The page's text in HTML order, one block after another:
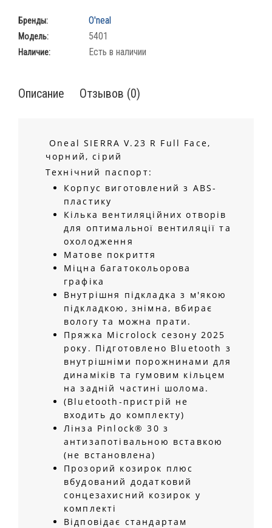
Бренды: O'neal
Модель: 5401
Наличие: Есть в наличии
Описание Отзывов (0)
Oneal SIERRA V.23 R Full Face,
чорний, сірий
Технічний паспорт:
Корпус виготовлений з ABS-
пластику
Кілька вентиляційних отворів
для оптимальної вентиляції та
охолодження
Матове покриття
Міцна багатокольорова
графіка
Внутрішня підкладка з м'якою
підкладкою, знімна, вбирає
вологу та можна прати.
Пряжка Microlock сезону 2025
року. Підготовлено Bluetooth з
внутрішніми порожнинами для
динаміків та гумовим кільцем
на задній частині шолома.
(Bluetooth-пристрій не
входить до комплекту)
Лінза Pinlock® 30 з
антизапотівальною вставкою
(не встановлена)
Прозорий козирок плюс
вбудований додатковий
сонцезахисний козирок у
комплекті
Відповідає стандартам